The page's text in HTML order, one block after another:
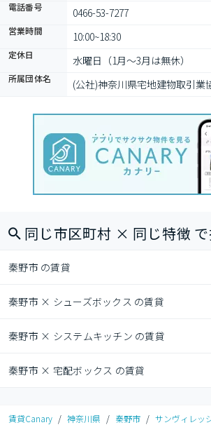
電話番号 0466-53-7277
営業時間 10:00~18:30
定休日 水曜日（1月～3月は無休）
所属団体名 (公社)神奈川県宅地建物取引業
同じ市区町村 × 同じ特徴
秦野市 の賃貸
秦野市 × シューズボックス の賃貸
秦野市 × システムキッチン の賃貸
秦野市 × 宅配ボックス の賃貸
賃貸Canary / 神奈川県 / 秦野市 / サンヴィレッ